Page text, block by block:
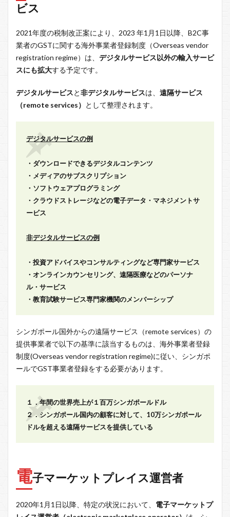
ビス
2021年度の税制改正案により、2023 年1月1日以降、B2C事
業者のGSTに関する海外事業者登録制度（Overseas vendor
registration regime）は、 デジタルサービス以外の輸入サービ
スにも拡大する予定です。
デジタルサービスと非デジタルサービスは、 遠隔サービス
（remote services） として整理されます。
デジタルサービスの例
・ダウンロードできるデジタルコンテンツ
・メディアのサブスクリプション
・ソフトウェアプログラミング
・クラウドストレージなどの電子データ・ マネジメントサ
ービス
非デジタルサービスの例
・投資アドバイスやコンサルティングなど専門家サービス
・オンラインカウンセリング、遠隔医療などのパーソナ
ル・サービス
・教育試験サービス専門家機関のメンバーシップ
シンガポール国外からの遠隔サービス（remote services）の
提供事業者で以下の基準に該当するものは、海外事業者登録
制度(Overseas vendor registration regime)に従い、シンガポ
ールでGST事業者登録をする必要があります。
１．年間の世界売上が１百万シンガポールドル
２．シンガポール国内の顧客に対して、10万シンガポール
ドルを超える遠隔サービスを提供している
電子マーケットプレイス運営者
2020年1月1日以降、特定の状況において、 電子マーケットプ